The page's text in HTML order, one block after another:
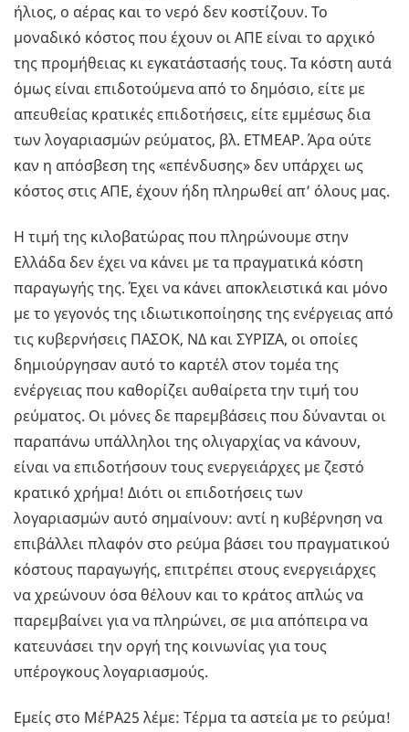
ήλιος, ο αέρας και το νερό δεν κοστίζουν. Το
μοναδικό κόστος που έχουν οι ΑΠΕ είναι το αρχικό
της προμήθειας κι εγκατάστασής τους. Τα κόστη αυτά
όμως είναι επιδοτούμενα από το δημόσιο, είτε με
απευθείας κρατικές επιδοτήσεις, είτε εμμέσως δια
των λογαριασμών ρεύματος, βλ. ΕΤΜΕΑΡ. Άρα ούτε
καν η απόσβεση της «επένδυσης» δεν υπάρχει ως
κόστος στις ΑΠΕ, έχουν ήδη πληρωθεί απ’ όλους μας.
Η τιμή της κιλοβατώρας που πληρώνουμε στην
Ελλάδα δεν έχει να κάνει με τα πραγματικά κόστη
παραγωγής της. Έχει να κάνει αποκλειστικά και μόνο
με το γεγονός της ιδιωτικοποίησης της ενέργειας από
τις κυβερνήσεις ΠΑΣΟΚ, ΝΔ και ΣΥΡΙΖΑ, οι οποίες
δημιούργησαν αυτό το καρτέλ στον τομέα της
ενέργειας που καθορίζει αυθαίρετα την τιμή του
ρεύματος. Οι μόνες δε παρεμβάσεις που δύνανται οι
παραπάνω υπάλληλοι της ολιγαρχίας να κάνουν,
είναι να επιδοτήσουν τους ενεργειάρχες με ζεστό
κρατικό χρήμα! Διότι οι επιδοτήσεις των
λογαριασμών αυτό σημαίνουν: αντί η κυβέρνηση να
επιβάλλει πλαφόν στο ρεύμα βάσει του πραγματικού
κόστους παραγωγής, επιτρέπει στους ενεργειάρχες
να χρεώνουν όσα θέλουν και το κράτος απλώς να
παρεμβαίνει για να πληρώνει, σε μια απόπειρα να
κατευνάσει την οργή της κοινωνίας για τους
υπέρογκους λογαριασμούς.
Εμείς στο ΜέΡΑ25 λέμε: Τέρμα τα αστεία με το ρεύμα!